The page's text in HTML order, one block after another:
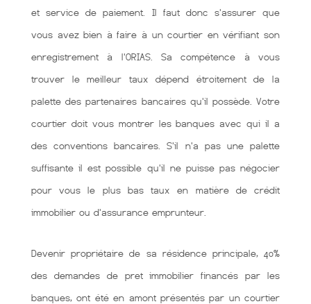
et service de paiement. Il faut donc s'assurer que
vous avez bien à faire à un courtier en vérifiant son
enregistrement à l'ORIAS. Sa compétence à vous
trouver le meilleur taux dépend étroitement de la
palette des partenaires bancaires qu'il possède. Votre
courtier doit vous montrer les banques avec qui il a
des conventions bancaires. S'il n'a pas une palette
suffisante il est possible qu'il ne puisse pas négocier
pour vous le plus bas taux en matière de crédit
immobilier ou d'assurance emprunteur.
Devenir propriétaire de sa résidence principale, 40%
des demandes de pret immobilier financés par les
banques, ont été en amont présentés par un courtier